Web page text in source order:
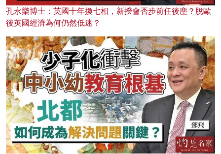
孔永樂博士：英國十年換七相，新揆會否步前任後塵？脫歐
後英國經濟為何仍然低迷？